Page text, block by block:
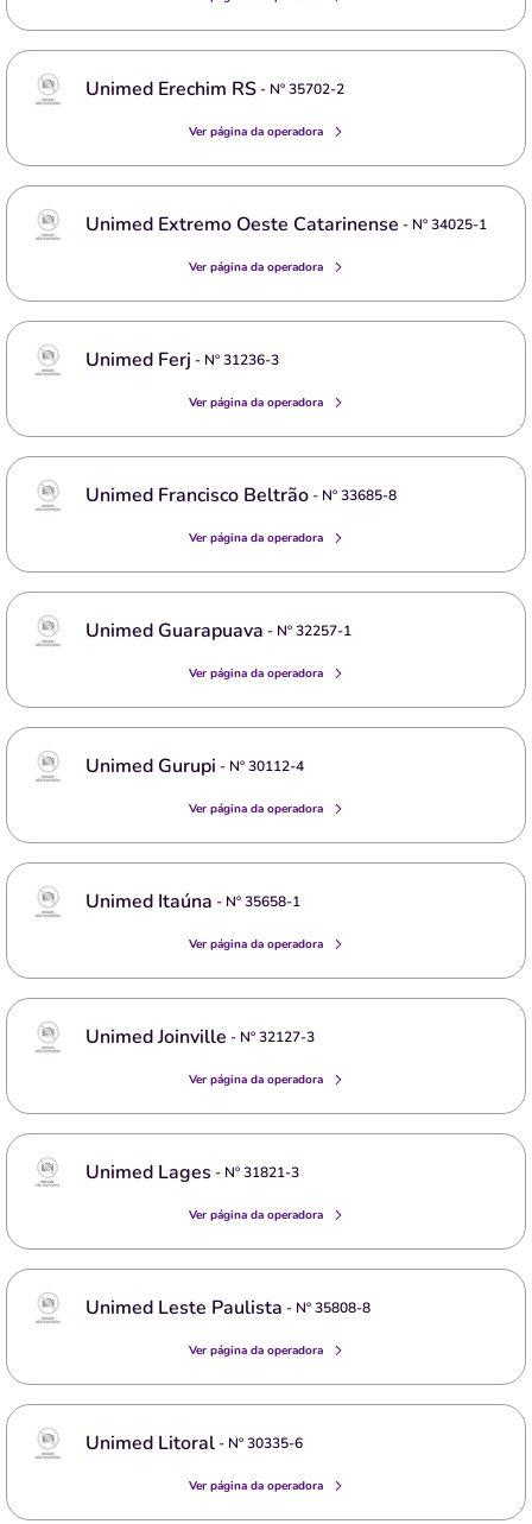
Unimed Erechim RS- Nº35702-2
Ver página da operadora
Unimed Extremo Oeste Catarinense - Nº34025-1
Ver página da operadora
Unimed Ferj - Nº31236-3
Ver página da operadora
Unimed Francisco Beltrão- Nº33685-8
Ver página da operadora
Unimed Guarapuava - Nº32257-1
Ver página da operadora
Unimed Gurupi - Nº30112-4
Ver página da operadora
Unimed Itaúna - Nº35658-1
Ver página da operadora
Unimed Joinville - Nº32127-3
Ver página da operadora
Unimed Lages - Nº31821-3
Ver página da operadora
Unimed Leste Paulista - Nº35808-8
Ver página da operadora
Unimed Litoral- Nº30335-6
Ver página da operadora